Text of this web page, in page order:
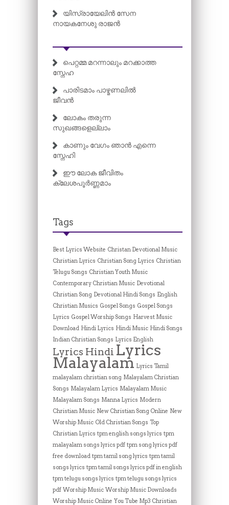
യിസ്രായേലിൻ സേന
നായകനേശു രാജൻ
പെറ്റമ്മ മറന്നാലും മറക്കാത്ത
സ്നേഹ
പാരിടമാം പാഴ്മണലിൽ
ജീവൻ
ലോകം തരുന്ന
സുഖങ്ങളെല്ലാം
കാണും വേഗം ഞാൻ എന്നെ
സ്നേഹി
ഈ ലോക ജീവിതം
ക്ലേശപൂർണ്ണമാം
Tags
Best Lyrics Website Christan Devotional Music
Christian Lyrics Christian Song Lyrics Christian
Telugu Songs Christian Youth Music
Contemporary Christian Music Devotional
Christian Song Devotional Hindi Songs English
Christian Musics Gospel Songs Gospel Songs
Lyrics Gospel Worship Songs Harvest Music
Download Hindi Lyrics Hindi Music Hindi Songs
Indian Christian Songs Lyrics English
Lyrics Hindi Lyrics
Malayalam Lyrics Tamil
malayalam christian song Malayalam Christian
Songs Malayalam Lyrics Malayalam Music
Malayalam Songs Manna Lyrics Modern
Christian Music New Christian Song Online New
Worship Music Old Christian Songs Top
Christian Lyrics tpm english songs lyrics tpm
malayalam songs lyrics pdf tpm song lyrics pdf
free download tpm tamil song lyrics tpm tamil
songs lyrics tpm tamil songs lyrics pdf in english
tpm telugu songs lyrics tpm telugu songs lyrics
pdf Worship Music Worship Music Downloads
Worship Music Online You Tube Mp3 Christian